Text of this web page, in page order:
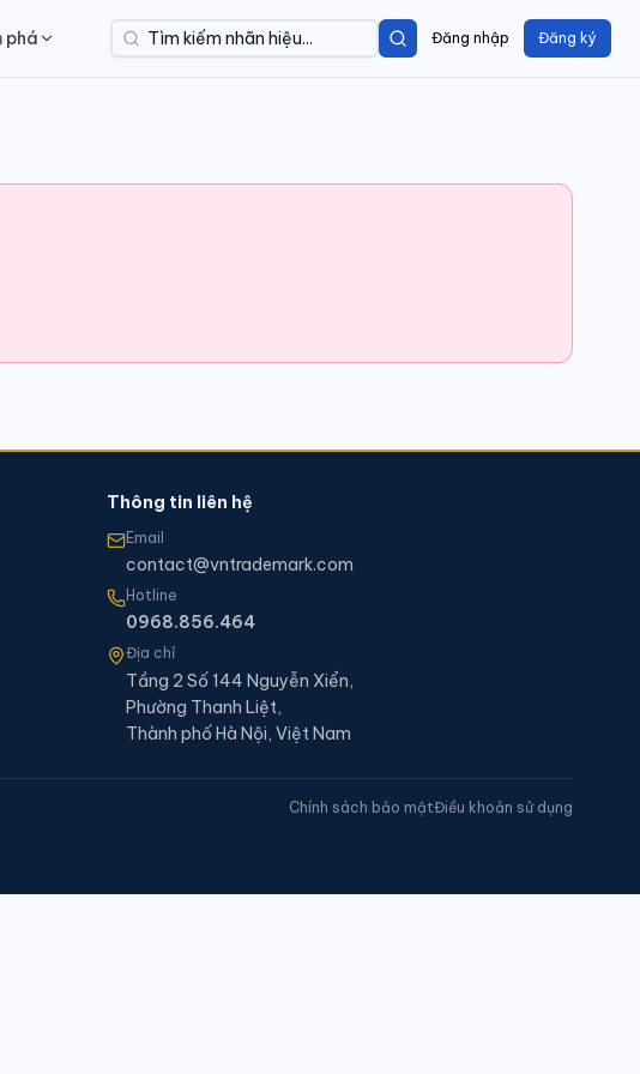
phá Đăng nhập Đăng ký
Thông tin liên hệ
Email
contact@vntrademark.com
Hotline
0968.856.464
Địa chỉ
Tầng 2 Số 144 Nguyễn Xiển,
Phường Thanh Liệt,
Thành phố Hà Nội, Việt Nam
Chính sách bảo mậtĐiều khoản sử dụng